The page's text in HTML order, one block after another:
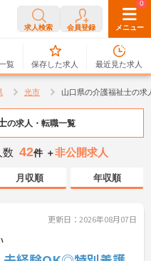
求人検索 会員登録 メニュー
覧
0
保存した求人
0
最近見た求人
光市 山口県の介護福祉士の求
の求人・転職一覧
数 42件 ＋非公開求人
月収順 年収順
更新日：2026年08月07日